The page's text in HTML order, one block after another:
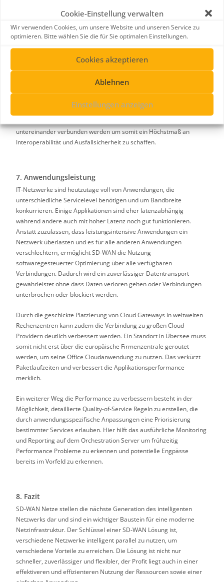
Cookie-Einstellung verwalten
Wir verwenden Cookies, um unsere Website und unseren Service zu
optimieren. Bitte wählen Sie die für Sie optimalen Einstellungen.
Cookies akzeptieren
Ablehnen
Einstellungen anzeigen
BeiCloud onRamphandelt es sich um eine Reihe von Funktionen, die
das SD-WAN Overlay Netz um eine öffentliche Cloud-Instanz
erweitern. Dadurch können Zweigstellen, zentrale Standorte und
Rechenzentren das SD-WAN nutzen, um den besten Weg zum
Erreichen der Anwendungen zu finden, welche in privaten VPCs
innerhalb eines öffentlichen Cloud-Anbieters wie AWS, Azure oder
Multi – Cloud Connectivity
untereinander verbunden werden um somit ein Höchstmaß an
Interoperabilität und Ausfallsicherheit zu schaffen.
7. Anwendungsleistung
IT-Netzwerke sind heutzutage voll von Anwendungen, die
unterschiedliche Servicelevel benötigen und um Bandbreite
konkurrieren. Einige Applikationen sind eher latenzabhängig
während andere auch mit hoher Latenz noch gut funktionieren.
Anstatt zuzulassen, dass leistungsintensive Anwendungen ein
Netzwerk überlasten und es für alle anderen Anwendungen
verschlechtern, ermöglicht SD-WAN die Nutzung
softwaregesteuerter Optimierung über alle verfügbaren
Verbindungen. Dadurch wird ein zuverlässiger Datentransport
gewährleistet ohne dass Daten verloren gehen oder Verbindungen
unterbrochen oder blockiert werden.
Durch die geschickte Platzierung von Cloud Gateways in weltweiten
Rechenzentren kann zudem die Verbindung zu großen Cloud
Providern deutlich verbessert werden. Ein Standort in Übersee muss
somit nicht erst über die europäische Firmenzentrale geroutet
werden, um seine Office Cloudanwendung zu nutzen. Das verkürzt
Paketlaufzeiten und verbessert die Applikationsperformance
merklich.
Ein weiterer Weg die Performance zu verbessern besteht in der
Möglichkeit, detaillierte Quality-of-Service Regeln zu erstellen, die
durch anwendungsspezifische Anpassungen eine Priorisierung
bestimmter Services erlauben. Hier hilft das ausführliche Monitoring
und Reporting auf dem Orchestration Server um frühzeitig
Performance Probleme zu erkennen und potentielle Engpässe
bereits im Vorfeld zu erkennen.
8. Fazit
SD-WAN Netze stellen die nächste Generation des intelligenten
Netzwerks dar und sind ein wichtiger Baustein für eine moderne
Netzinfrastruktur. Der Schlüssel einer SD-WAN Lösung ist,
verschiedene Netzwerke intelligent parallel zu nutzen, um
verschiedene Vorteile zu erreichen. Die Lösung ist nicht nur
schneller, zuverlässiger und flexibler, der Profit liegt auch in einer
effektiveren und effizienteren Nutzung der Ressourcen sowie einer